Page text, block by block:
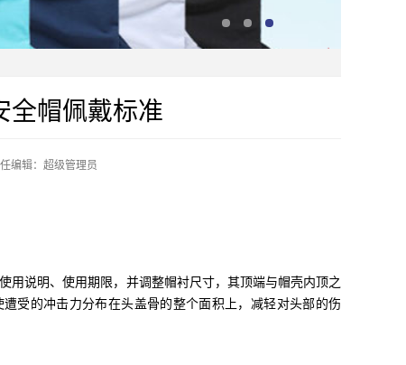
全帽佩戴标准
编辑：超级管理员
说明、使用期限，并调整帽衬尺寸，其顶端与帽壳内顶之
受的冲击力分布在头盖骨的整个面积上，减轻对头部的伤